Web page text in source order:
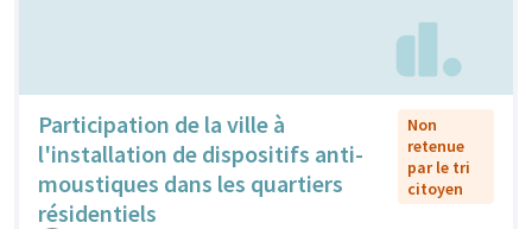
Participation de la ville à
l'installation de dispositifs anti-
moustiques dans les quartiers
résidentiels
Non
retenue
par le tri
citoyen